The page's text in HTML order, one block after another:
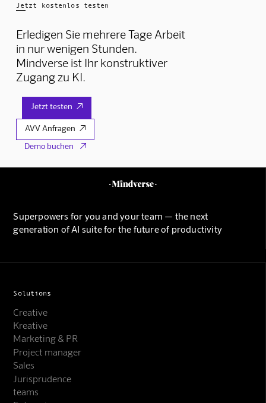
Jetzt kostenlos testen
Erledigen Sie mehrere Tage Arbeit
in nur wenigen Stunden.
Mindverse ist Ihr konstruktiver
Zugang zu KI.
Jetzt testen 
AVV Anfragen 
Demo buchen 
Superpowers for you and your team — the next
generation of AI suite for the future of productivity
Solutions
Creative
Kreative
Marketing & PR
Project manager
Sales
Jurisprudence
teams